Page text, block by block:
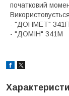
початковий
- "ДОНМЕТ" 341П
- "ДОМІН" 341М